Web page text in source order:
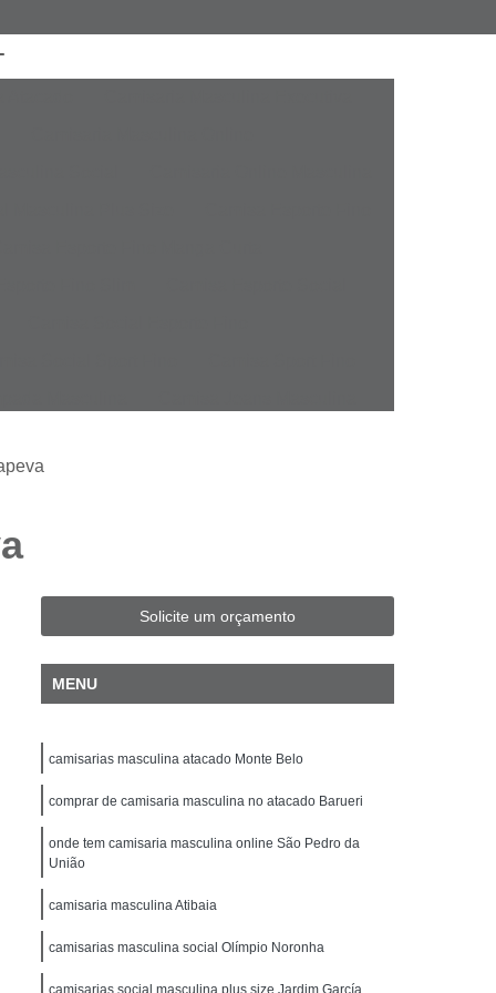
Plus Size
Camisa Social Masculina Plus Size
Social Plus Size Masculina
Plus Size
Camisa Individual Slim Fit
Social Masculina Manga Longa Slim Fit
Slim Fit
Slim Fit
Camisa Branca Masculina Slim
Camisa de Linho Masculina Slim Fit
Camisa Masculina Slim
Solicite um orçamento
MENU
camisarias masculina atacado Monte Belo
comprar de camisaria masculina no atacado Barueri
onde tem camisaria masculina online São Pedro da
União
camisaria masculina Atibaia
camisarias masculina social Olímpio Noronha
camisarias social masculina plus size Jardim García